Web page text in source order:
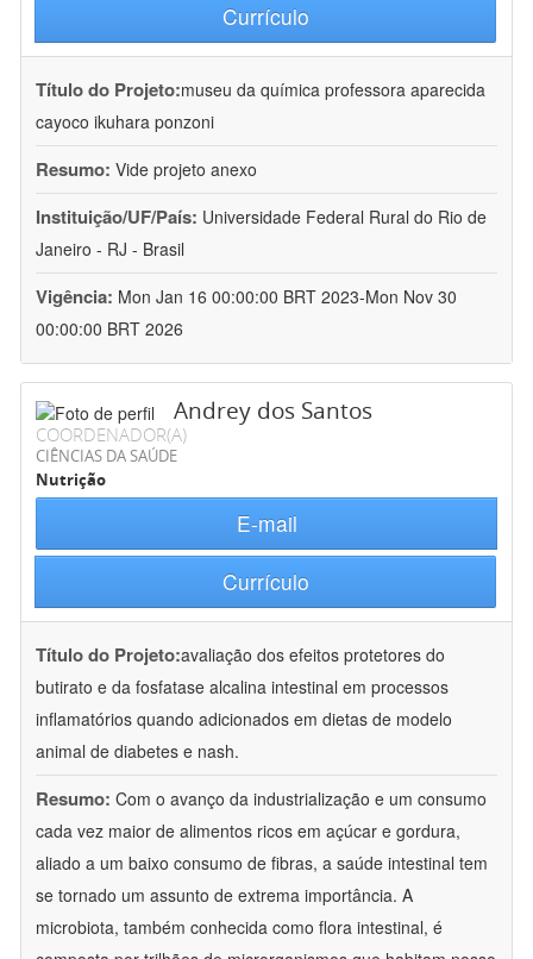
Currículo
Título do Projeto:museu da química professora aparecida
cayoco ikuhara ponzoni
Resumo: Vide projeto anexo
Instituição/UF/País: Universidade Federal Rural do Rio de
Janeiro - RJ - Brasil
Vigência: Mon Jan 16 00:00:00 BRT 2023-Mon Nov 30
00:00:00 BRT 2026
Andrey dos Santos
COORDENADOR(A)
CIÊNCIAS DA SAÚDE
Nutrição
E-mail
Currículo
Título do Projeto:avaliação dos efeitos protetores do
butirato e da fosfatase alcalina intestinal em processos
inflamatórios quando adicionados em dietas de modelo
animal de diabetes e nash.
Resumo: Com o avanço da industrialização e um consumo
cada vez maior de alimentos ricos em açúcar e gordura,
aliado a um baixo consumo de fibras, a saúde intestinal tem
se tornado um assunto de extrema importância. A
microbiota, também conhecida como flora intestinal, é